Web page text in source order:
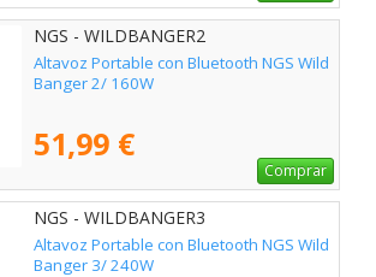
NGS - WILDBANGER2
Altavoz Portable con Bluetooth NGS Wild
Banger 2/ 160W
51,99 €
Comprar
NGS - WILDBANGER3
Altavoz Portable con Bluetooth NGS Wild
Banger 3/ 240W